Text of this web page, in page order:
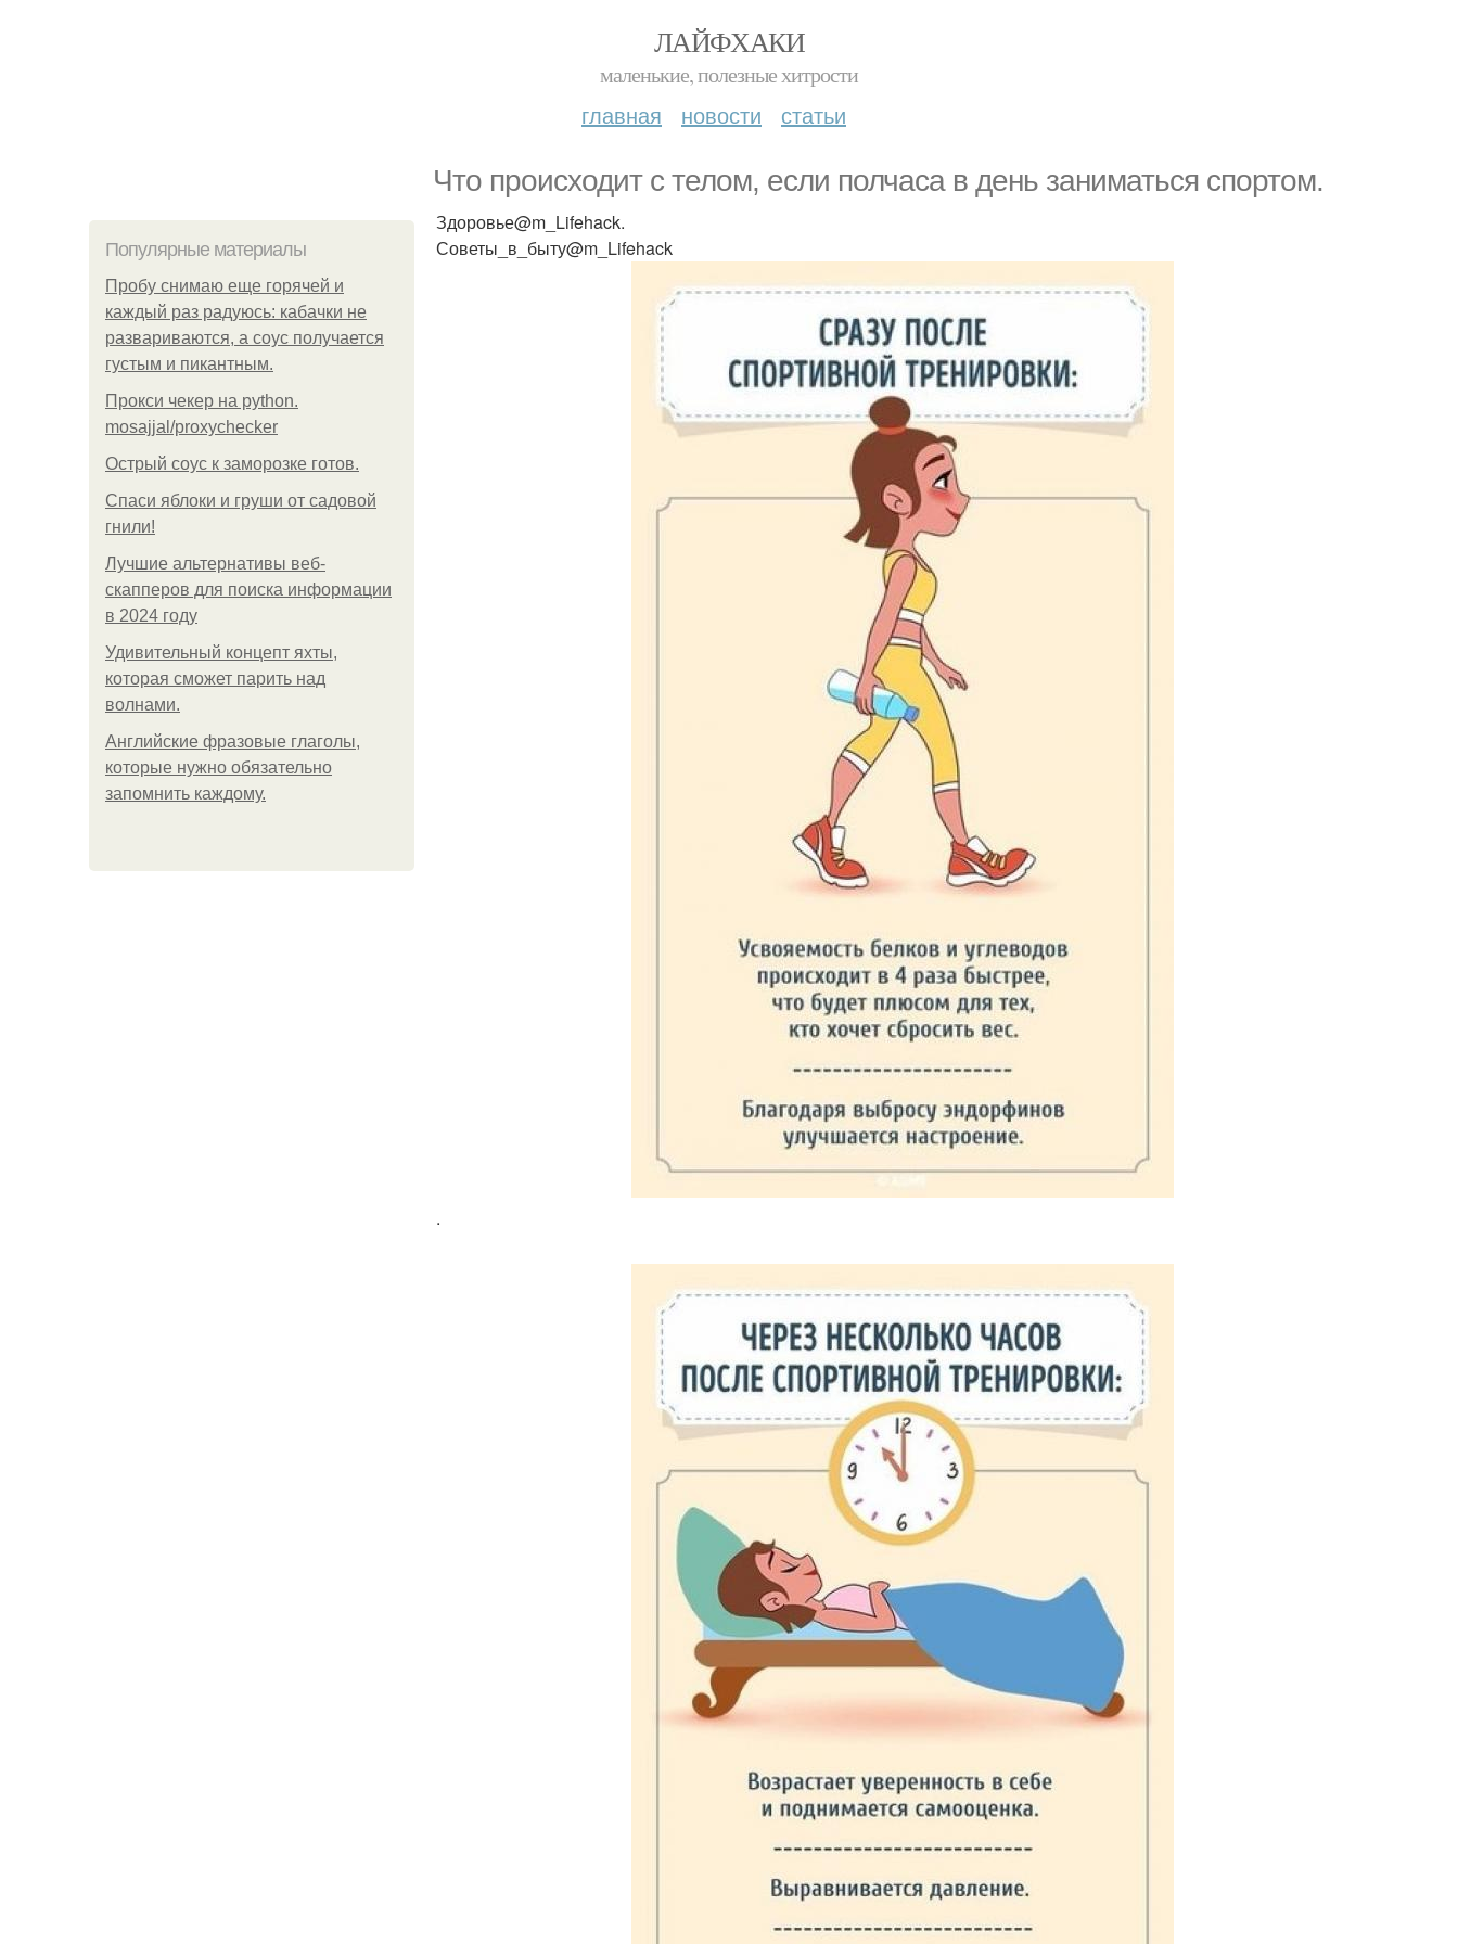
ЛАЙФХАКИ
маленькие, полезные хитрости
главная новости статьи
Что происходит с телом, если полчаса в день заниматься спортом.
Популярные материалы
Пробу снимаю еще горячей и
каждый раз радуюсь: кабачки не
развариваются, а соус получается
густым и пикантным.
Прокси чекер на python.
mosajjal/proxychecker
Острый соус к заморозке готов.
Спаси яблоки и груши от садовой
гнили!
Лучшие альтернативы веб-
скапперов для поиска информации
в 2024 году
Удивительный концепт яхты,
которая сможет парить над
волнами.
Английские фразовые глаголы,
которые нужно обязательно
запомнить каждому.
Здоровье@m_Lifehack.
Советы_в_быту@m_Lifehack
.